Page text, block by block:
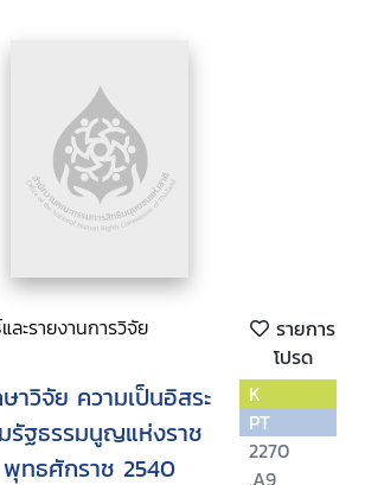
ะรายงานการวิจัย
รายการ
โปรด
าวิจัย ความเป็นอิสระ
รัฐธรรมนูญแห่งราช
ทธศักราช 2540
K
PT
2270